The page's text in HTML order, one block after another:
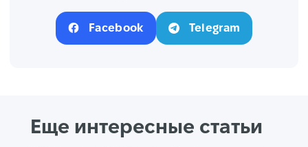
Facebook Telegram
Еще интересные статьи